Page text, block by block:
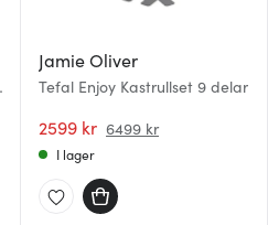
Jamie Oliver
Tefal Enjoy Kastrullset 9 delar
2599 kr 6499 kr
I lager